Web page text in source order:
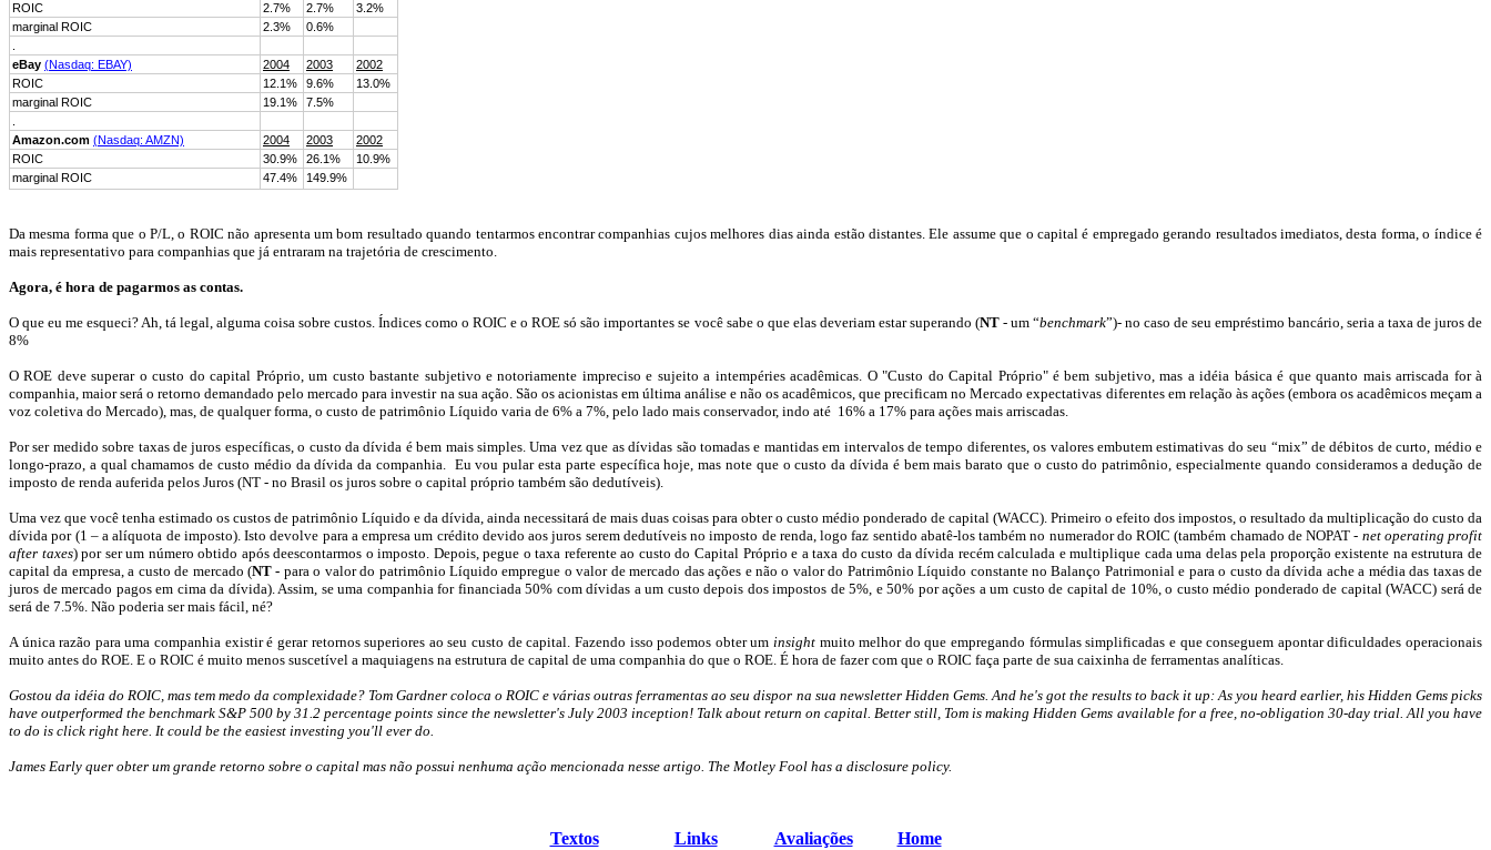
ROIC
2.7% 2.7%
3.2%
marginal ROIC 2.3%
0.6%
eBay (Nasdaq: EBAY) 2004 2003
2002
ROIC
12.1% 9.6%
13.0%
marginal ROIC 19.1%
7.5%
Amazon.com (Nasdaq: AMZN) 2004 2003
2002
ROIC
30.9% 26.1%
10.9%
marginal ROIC 47.4% 149.9%
Da mesma forma que oP/L, o ROIC não apresenta um bom resultado quando tentarmos encontrar companhias cujos melhores dias ainda estão distantes. Ele assume que o capital é empregado gerando resultados imediatos, desta forma, o índice é
mais representativo para companhias que já entraram na trajetória de crescimento.
Agora, é hora de pagarmos as contas.
O que eu me esqueci? Ah,tá legal, alguma coisa sobre custos. Índices como o ROIC e o ROE só são importantes se você sabe o que elas deveriam estar superando (NT- um “benchmark”)- no caso de seu empréstimo bancário, seria a taxa de juros de
8%
O ROE deve superar o custo do capital Próprio, um custo bastante subjetivo e notoriamente impreciso e sujeito a intempéries acadêmicas. O "Custo do Capital Próprio" é bem subjetivo, mas a idéia básica é que quanto mais arriscada for à
companhia, maior será o retorno demandado pelo mercado para investir na sua ação. São os acionistas em última análise e não os acadêmicos, queprecificam no Mercado expectativas diferentes em relação às ações (embora os acadêmicos meçam a
voz coletiva do Mercado), mas, de qualquer forma, o custo de patrimônio Líquido varia de 6% a 7%, pelo lado mais conservador, indo até 16% a 17% para ações mais arriscadas.
Por ser medido sobre taxas de juros específicas, o custo da dívida é bem mais simples. Uma vez que as dívidas são tomadas e mantidas em intervalos de tempo diferentes, os valores embutem estimativas do seu “mix” de débitos de curto, médio e
longo-prazo, a qual chamamos de custo médio da dívida da companhia. Eu vou pular esta parte específica hoje, mas note que o custo da dívida é bem mais barato que o custo do patrimônio, especialmente quando consideramos a dedução de
imposto de renda auferida pelos Juros (NT - no Brasil os juros sobre o capital próprio também são dedutíveis).
Uma vez que você tenha estimado os custos de patrimônio Líquido e da dívida, ainda necessitará de mais duas coisas para obter o custo médio ponderado de capital (WACC). Primeiro o efeito dos impostos, o resultado da multiplicação do custo da
dívida por (1 – a alíquota de imposto). Isto devolve para a empresa um crédito devido aos juros serem dedutíveis no imposto de renda, logo faz sentido abatê-los também no numerador do ROIC (também chamado de NOPAT - net operating profit
after taxes) por ser um número obtido apósdeescontarmos o imposto. Depois, pegue o taxa referente ao custo do Capital Próprio e a taxa do custo da dívida recém calculada e multiplique cada uma delas pela proporção existente na estrutura de
capital da empresa, a custo de mercado (NT - para o valor do patrimônio Líquido empregue o valor de mercado das ações e não o valor do Patrimônio Líquido constante no Balanço Patrimonial e para o custo da dívida ache a média das taxas de
juros de mercado pagos em cima da dívida). Assim, se uma companhia for financiada 50% com dívidas a um custo depois dos impostos de 5%, e 50% por ações a um custo de capital de 10%, o custo médio ponderado de capital (WACC) será de
será de 7.5%. Não poderia ser mais fácil, né?
A única razão para uma companhia existir é gerar retornos superiores ao seu custo de capital. Fazendo isso podemos obter um insightmuito melhor do que empregando fórmulas simplificadas e que conseguem apontar dificuldades operacionais
muito antes do ROE. E o ROIC é muito menos suscetível a maquiagens na estrutura de capital de uma companhia do que o ROE. É hora de fazer com que o ROIC faça parte de sua caixinha de ferramentas analíticas.
Gostou da idéia do ROIC, mas tem medo da complexidade? TomGardner coloca o ROIC e várias outras ferramentas ao seu dispor na sua newsletter Hidden Gems.And he's got the results to back it up: As you heard earlier, his Hidden Gems picks
have outperformed the benchmark S&P 500 by 31.2 percentage points since the newsletter's July 2003 inception! Talk about return on capital. Better still, Tom is making Hidden Gems available for a free, no-obligation 30-day trial. All you have
to do is click right here. It could be the easiest investing you'll ever do.
James Early quer obter um grande retorno sobre o capital mas não possui nenhuma ação mencionada nesse artigo. The Motley Fool has a disclosure policy.
Textos Links Avaliações Home